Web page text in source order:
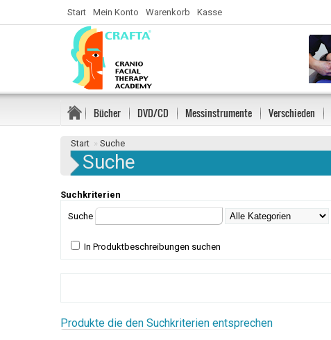
Start Mein Konto Warenkorb Kasse
Bücher DVD/CD Messinstrumente Verschieden
Start » Suche
Suche
Suchkriterien
Suche
In Produktbeschreibungen suchen
Produkte die den Suchkriterien entsprechen